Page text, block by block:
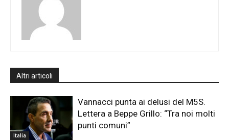
Altri articoli
Italia
Vannacci punta ai delusi del M5S.
Lettera a Beppe Grillo: “Tra noi molti
punti comuni”